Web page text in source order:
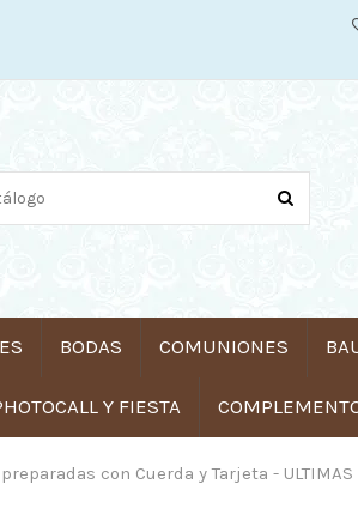
BODAS COMUNIONES
Y FIESTA
con Cuerda y Tarjeta - ULTIMAS